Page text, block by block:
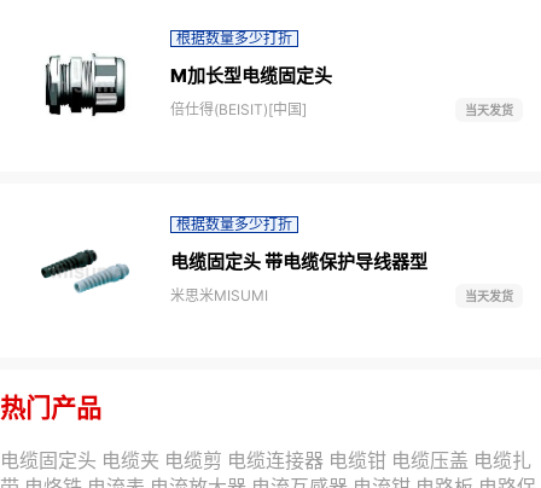
根据数量多少打折
M加长型电缆固定头
倍仕得(BEISIT)[中国] 当天发货
根据数量多少打折
电缆固定头 带电缆保护导线器型
米思米MISUMI 当天发货
热门产品
电缆固定头 电缆夹 电缆剪 电缆连接器 电缆钳 电缆压盖 电缆扎